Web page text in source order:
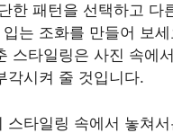
한 패턴을 선택하고 다
는 조화를 만들어 보
스타일링은 사진 속에
각시켜 줄 것입니다.
스타일링 속에서 놓쳐